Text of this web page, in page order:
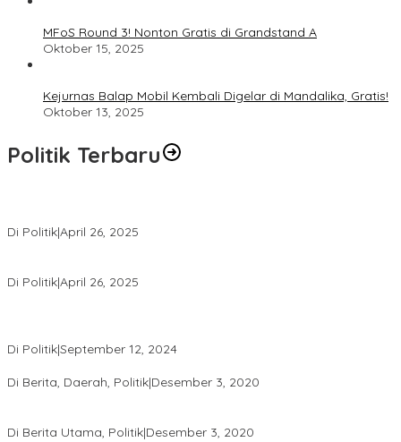
MFoS Round 3! Nonton Gratis di Grandstand A
Oktober 15, 2025
Kejurnas Balap Mobil Kembali Digelar di Mandalika, Gratis!
Oktober 13, 2025
Politik Terbaru
Di Politik|April 26, 2025
Di Politik|April 26, 2025
Di Politik|September 12, 2024
Di Berita, Daerah, Politik|Desember 3, 2020
Di Berita Utama, Politik|Desember 3, 2020